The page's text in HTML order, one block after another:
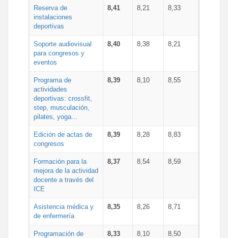
Reserva de
instalaciones
deportivas
8,41 8,21 8,33
Soporte audiovisual
para congresos y
eventos
8,40 8,38 8,21
Programa de
actividades
deportivas: crossfit,
step, musculación,
pilates, yoga...
8,39 8,10 8,55
Edición de actas de
congresos
8,39 8,28 8,83
Formación para la
mejora de la actividad
docente a través del
ICE
8,37 8,54 8,59
Asistencia médica y
de enfermería
8,35 8,26 8,71
Programación de
8,33 8,10 8,50